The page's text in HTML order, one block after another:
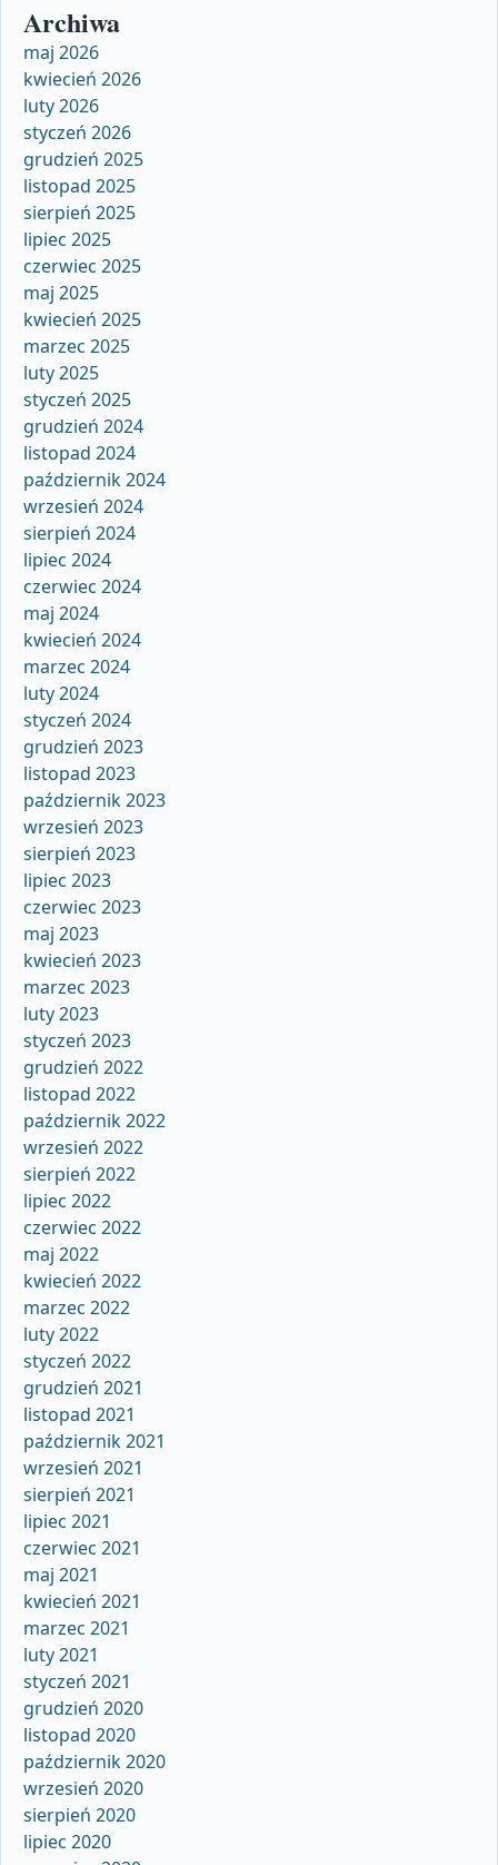
Archiwa
maj 2026
kwiecień 2026
luty 2026
styczeń 2026
grudzień 2025
listopad 2025
sierpień 2025
lipiec 2025
czerwiec 2025
maj 2025
kwiecień 2025
marzec 2025
luty 2025
styczeń 2025
grudzień 2024
listopad 2024
październik 2024
wrzesień 2024
sierpień 2024
lipiec 2024
czerwiec 2024
maj 2024
kwiecień 2024
marzec 2024
luty 2024
styczeń 2024
grudzień 2023
listopad 2023
październik 2023
wrzesień 2023
sierpień 2023
lipiec 2023
czerwiec 2023
maj 2023
kwiecień 2023
marzec 2023
luty 2023
styczeń 2023
grudzień 2022
listopad 2022
październik 2022
wrzesień 2022
sierpień 2022
lipiec 2022
czerwiec 2022
maj 2022
kwiecień 2022
marzec 2022
luty 2022
styczeń 2022
grudzień 2021
listopad 2021
październik 2021
wrzesień 2021
sierpień 2021
lipiec 2021
czerwiec 2021
maj 2021
kwiecień 2021
marzec 2021
luty 2021
styczeń 2021
grudzień 2020
listopad 2020
październik 2020
wrzesień 2020
sierpień 2020
lipiec 2020